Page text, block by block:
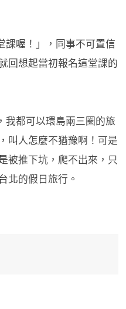
課喔！」，同事不可置信
回想起當初報名這堂課的
我都可以環島兩三圈的旅
叫人怎麼不猶豫啊！可是
被推下坑，爬不出來，只
北的假日旅行。